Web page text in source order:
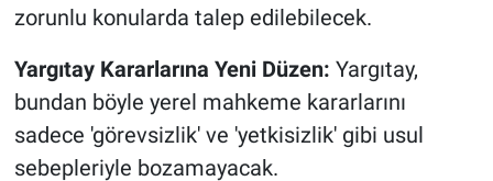
zorunlu konularda talep edilebilecek.
Yargıtay Kararlarına Yeni Düzen: Yargıtay,
bundan böyle yerel mahkeme kararlarını
sadece 'görevsizlik' ve 'yetkisizlik' gibi usul
sebepleriyle bozamayacak.